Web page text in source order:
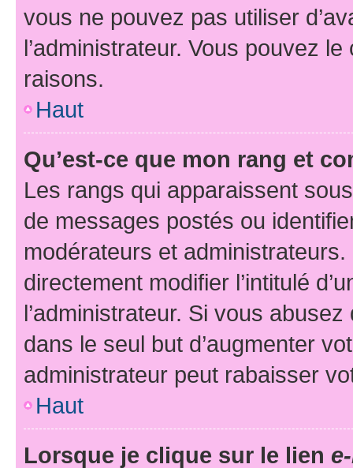
vous ne pouvez pas utiliser
l’administrateur. Vous pouvez
raisons.
Haut
Qu’est-ce que mon rang et
Les rangs qui apparaissent
de messages postés ou
modérateurs et
directement modifier l’intitulé
l’administrateur. Si vous
dans le seul but d’augmenter
administrateur peut rabaisser
Haut
Lorsque je clique sur le lien